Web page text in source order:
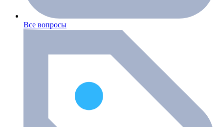
Все вопросы